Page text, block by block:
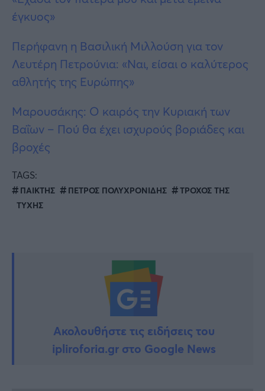
έγκυος»
Περήφανη η Βασιλική Μιλλούση για τον
Λευτέρη Πετρούνια: «Ναι, είσαι ο καλύτερος
αθλητής της Ευρώπης»
Μαρουσάκης: Ο καιρός την Κυριακή των
Βαΐων – Πού θα έχει ισχυρούς βοριάδες και
βροχές
TAGS:
ΠΑΙΚΤΗΣ ΠΕΤΡΟΣ ΠΟΛΥΧΡΟΝΙΔΗΣ
ΤΡΟΧΟΣ ΤΗΣ
ΤΥΧΗΣ
Ακολουθήστε τις ειδήσεις του
ipliroforia.gr στο Google News